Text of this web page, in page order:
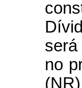
no
(NR)